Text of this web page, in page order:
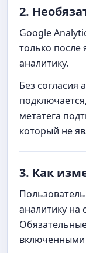
2.
Google
только после
аналитику.
Без согласия
метатега
который не
3. Как
аналитику на
включенными